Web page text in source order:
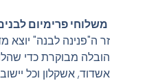
משלוחי פרימיום
זר ה"פנינה לבנה" יוצא
הובלה מבוקרת כדי
אשדוד, אשקלון וכל